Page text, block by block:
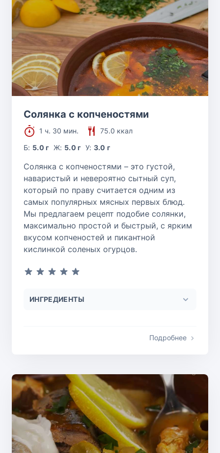
Солянка с копченостями
1 ч. 30 мин.
75.0 ккал
Б: 5.0 г Ж: 5.0 г У: 3.0 г
Солянка с копченостями – это густой,
наваристый и невероятно сытный суп,
который по праву считается одним из
самых популярных мясных первых блюд.
Мы предлагаем рецепт подобие солянки,
максимально простой и быстрый, с ярким
вкусом копченостей и пикантной
кислинкой соленых огурцов.
ИНГРЕДИЕНТЫ
Подробнее